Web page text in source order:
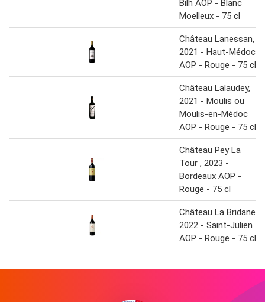
Bilh AOP - Blanc
Moelleux - 75 cl
Château Lanessan,
2021 - Haut-Médoc
AOP - Rouge - 75 cl
Château Lalaudey,
2021 - Moulis ou
Moulis-en-Médoc
AOP - Rouge - 75 cl
Château Pey La
Tour , 2023 -
Bordeaux AOP -
Rouge - 75 cl
Château La Bridane,
2022 - Saint-Julien
AOP - Rouge - 75 cl